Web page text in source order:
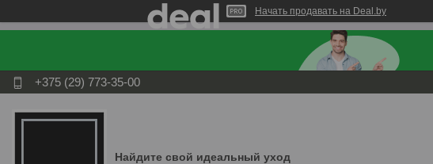
Начать продавать на Deal.by
+375 (29) 773-35-00
Найдите свой идеальный уход